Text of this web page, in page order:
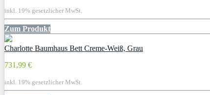
inkl. 19% gesetzlicher MwSt.
Zum Produkt
Charlotte Baumhaus Bett Creme-Weiß, Grau
731,99 €
inkl. 19% gesetzlicher MwSt.